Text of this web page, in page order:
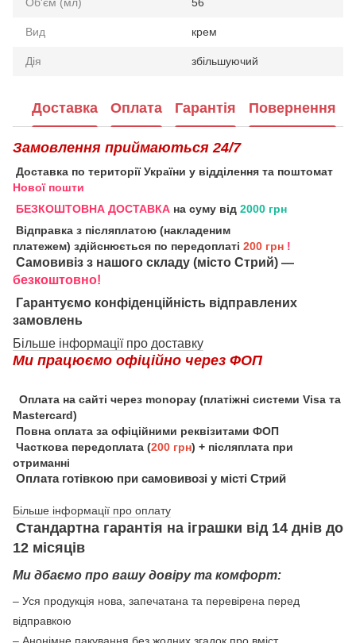
Об'єм (мл) 56
Вид крем
Дія збільшуючий
Доставка Оплата Гарантія Повернення
Замовлення приймаються 24/7
Доставка по території України у відділення та поштомат
Нової пошти
БЕЗКОШТОВНА ДОСТАВКА на суму від 2000 грн
Відправка з післяплатою (накладеним
платежем) здійснюється по передоплаті 200 грн !
Самовивіз з нашого складу (місто Стрий) —
безкоштовно!
Гарантуємо конфіденційність відправлених
замовлень
Більше інформації про доставку
Ми працюємо офіційно через ФОП
Оплата на сайті через monopay (платіжні системи Visa та
Mastercard)
Повна оплата за офіційними реквізитами ФОП
Часткова передоплата (200 грн) + післяплата при
отриманні
Оплата готівкою при самовивозі у місті Стрий
Більше інформації про оплату
Стандартна гарантія на іграшки від 14 днів до
12 місяців
Ми дбаємо про вашу довіру та комфорт:
– Уся продукція нова, запечатана та перевірена перед
відправкою
– Анонімне пакування без жодних згадок про вміст